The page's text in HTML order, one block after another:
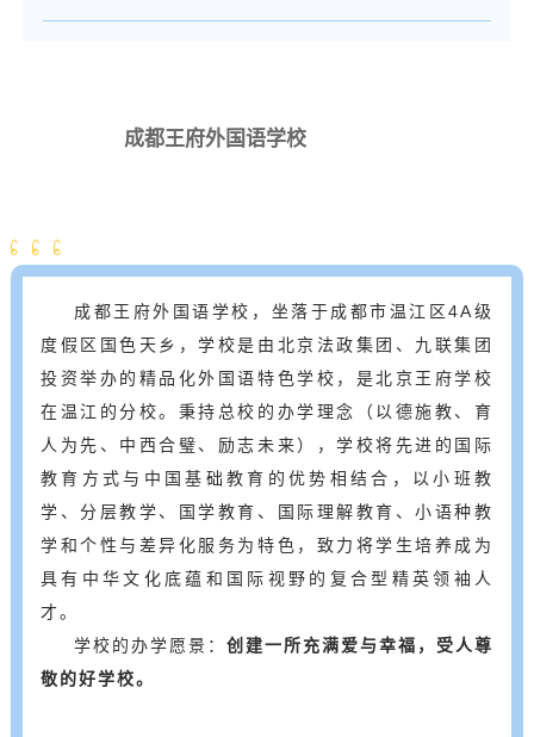
成都王府外国语学校
成都王府外国语学校，坐落于成都市温江区4A级
度假区国色天乡，学校是由北京法政集团、九联集团
投资举办的精品化外国语特色学校，是北京王府学校
在温江的分校。秉持总校的办学理念（以德施教、育
人为先、中西合璧、励志未来），学校将先进的国际
教育方式与中国基础教育的优势相结合，以小班教
学、分层教学、国学教育、国际理解教育、小语种教
学和个性与差异化服务为特色，致力将学生培养成为
具有中华文化底蕴和国际视野的复合型精英领袖人
才。
学校的办学愿景： 创建一所充满爱与幸福，受人尊
敬的好学校。